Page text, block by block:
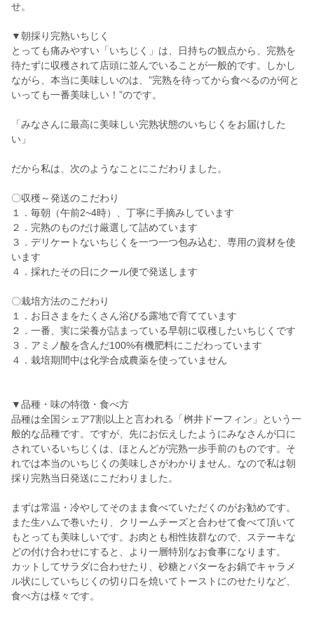
せ。
▼朝採り完熟いちじく
とっても痛みやすい「いちじく」は、日持ちの観点から、完熟を
待たずに収穫されて店頭に並んでいることが一般的です。しかし
ながら、本当に美味しいのは、”完熟を待ってから食べるのが何と
いっても一番美味しい！”のです。
「みなさんに最高に美味しい完熟状態のいちじくをお届けした
い」
だから私は、次のようなことにこだわりました。
〇収穫～発送のこだわり
１．毎朝（午前2~4時）、丁寧に手摘みしています
２．完熟のものだけ厳選して詰めています
３．デリケートないちじくを一つ一つ包み込む、専用の資材を使
います
４．採れたその日にクール便で発送します
〇栽培方法のこだわり
１．お日さまをたくさん浴びる露地で育てています
２．一番、実に栄養が詰まっている早朝に収穫したいちじくです
３．アミノ酸を含んだ100%有機肥料にこだわっています
４．栽培期間中は化学合成農薬を使っていません
▼品種・味の特徴・食べ方
品種は全国シェア7割以上と言われる「桝井ドーフィン」という一
般的な品種です。ですが、先にお伝えしたようにみなさんが口に
されているいちじくは、ほとんどが完熟一歩手前のものです。そ
れでは本当のいちじくの美味しさがわかりません。なので私は朝
採り完熟当日発送にこだわりました。
まずは常温・冷やしてそのまま食べていただくのがお勧めです。
また生ハムで巻いたり、クリームチーズと合わせて食べて頂いて
もとっても美味しいです。お肉とも相性抜群なので、ステーキな
どの付け合わせにすると、より一層特別なお食事になります。
カットしてサラダに合わせたり、砂糖とバターをお鍋でキャラメ
ル状にしていちじくの切り口を焼いてトーストにのせたりなど、
食べ方は様々です。